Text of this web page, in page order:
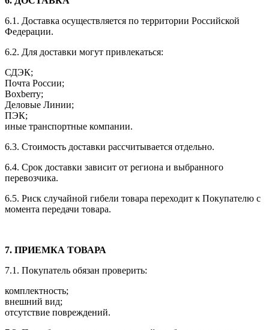
6.1. Доставка осуществляется по территории Российской
Федерации.
6.2. Для доставки могут привлекаться:
СДЭК;
Почта России;
Boxberry;
Деловые Линии;
ПЭК;
иные транспортные компании.
6.3. Стоимость доставки рассчитывается отдельно.
6.4. Срок доставки зависит от региона и выбранного
перевозчика.
6.5. Риск случайной гибели товара переходит к Покупателю с
момента передачи товара.
7. ПРИЕМКА ТОВАРА
7.1. Покупатель обязан проверить:
комплектность;
внешний вид;
отсутствие повреждений.